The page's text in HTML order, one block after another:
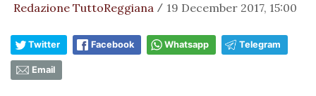
Redazione TuttoReggiana / 19 December 2017, 15:00
Twitter Facebook Whatsapp Telegram
Email